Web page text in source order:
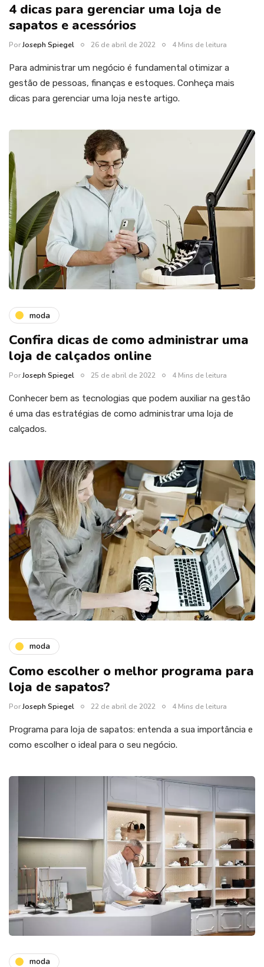
4 dicas para gerenciar uma loja de
sapatos e acessórios
PorJoseph Spiegel 26 de abril de 2022 4 Mins de leitura
Para administrar um negócio é fundamental otimizar a
gestão de pessoas, finanças e estoques. Conheça mais
dicas para gerenciar uma loja neste artigo.
moda
Confira dicas de como administrar uma
loja de calçados online
PorJoseph Spiegel 25 de abril de 2022 4 Mins de leitura
Conhecer bem as tecnologias que podem auxiliar na gestão
é uma das estratégias de como administrar uma loja de
calçados.
moda
Como escolher o melhor programa para
loja de sapatos?
PorJoseph Spiegel 22 de abril de 2022 4 Mins de leitura
Programa para loja de sapatos: entenda a sua importância e
como escolher o ideal para o seu negócio.
moda